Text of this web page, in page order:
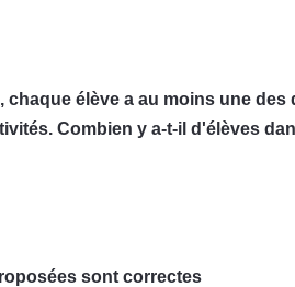
chaque élève a au moins une
Combien y a-t-il d'élèves
sont correctes